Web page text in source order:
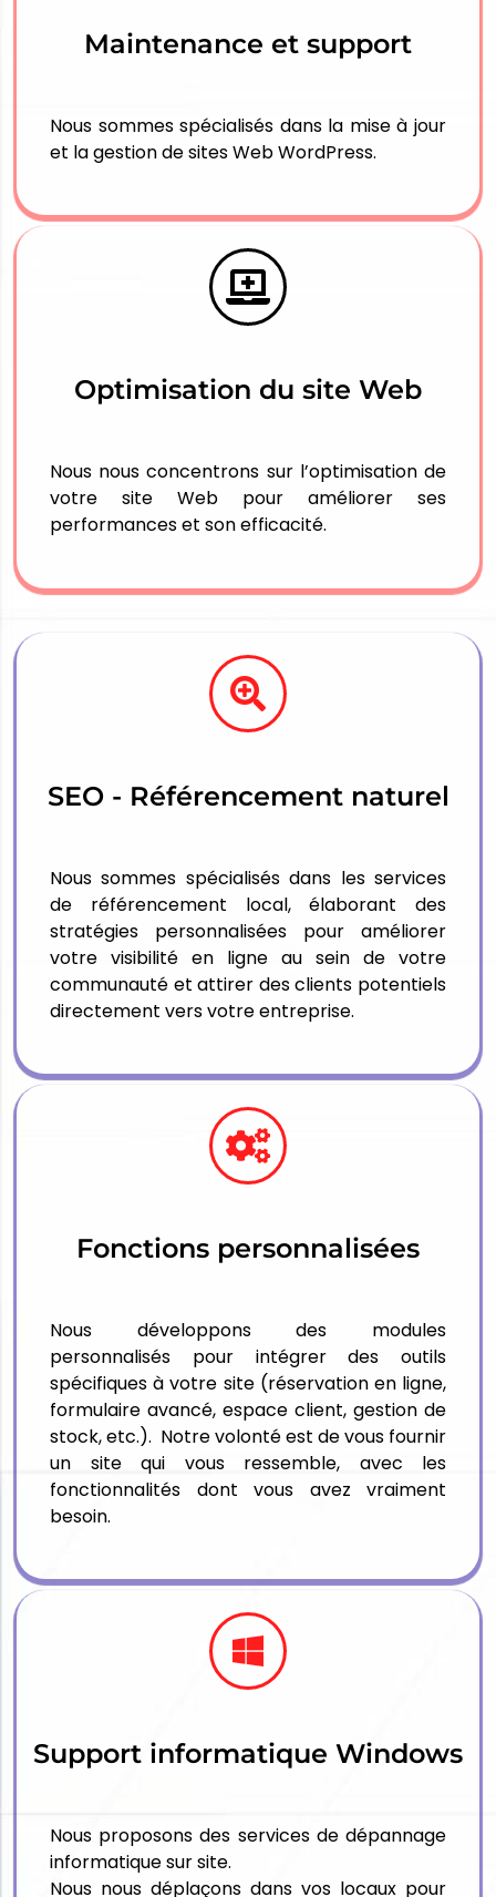
Maintenance et support
Nous sommes spécialisés dans la mise à jour
et la gestion de sites Web WordPress.
Optimisation du site Web
Nous nous concentrons sur l’optimisation de
votre site Web pour améliorer ses
performances et son efficacité.
SEO - Référencement naturel
Nous sommes spécialisés dans les services
de référencement local, élaborant des
stratégies personnalisées pour améliorer
votre visibilité en ligne au sein de votre
communauté et attirer des clients potentiels
directement vers votre entreprise.
Fonctions personnalisées
Nous développons des modules
personnalisés pour intégrer des outils
spécifiques à votre site (réservation en ligne,
formulaire avancé, espace client, gestion de
stock, etc.). Notre volonté est de vous fournir
un site qui vous ressemble, avec les
fonctionnalités dont vous avez vraiment
besoin.
Support informatique Windows
Nous proposons des services de dépannage
informatique sur site.
Nous nous déplaçons dans vos locaux pour